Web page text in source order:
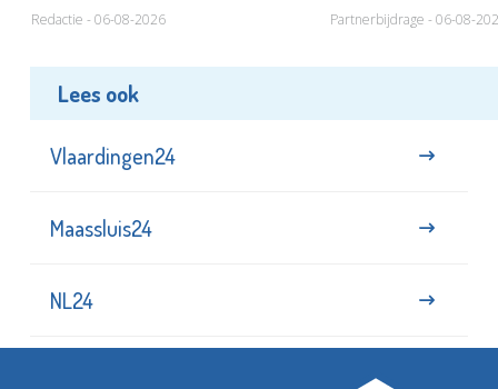
Redactie - 06-08-2026 Partnerbijdrage - 06-08-
Lees ook
Vlaardingen24
Maassluis24
NL24